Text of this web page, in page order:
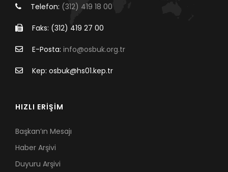
Telefon: (312) 419 18 00
Faks: (312) 419 27 00
E-Posta: info@osbuk.org.tr
Kep: osbuk@hs01.kep.tr
HIZLI ERİŞİM
Başkan’ın Mesajı
Haber Arşivi
Duyuru Arşivi